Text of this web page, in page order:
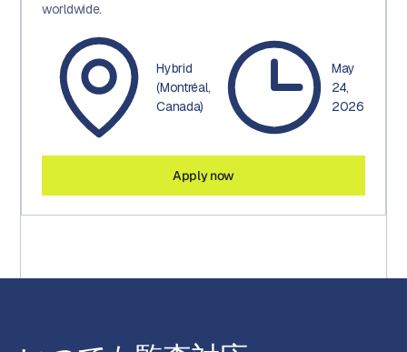
worldwide.
Hybrid
(Montréal,
Canada)
May
24,
2026
Apply now